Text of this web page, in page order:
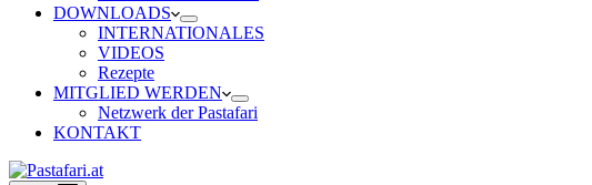
DOWNLOADS
INTERNATIONALES
VIDEOS
Rezepte
MITGLIED WERDEN
Netzwerk der Pastafari
KONTAKT